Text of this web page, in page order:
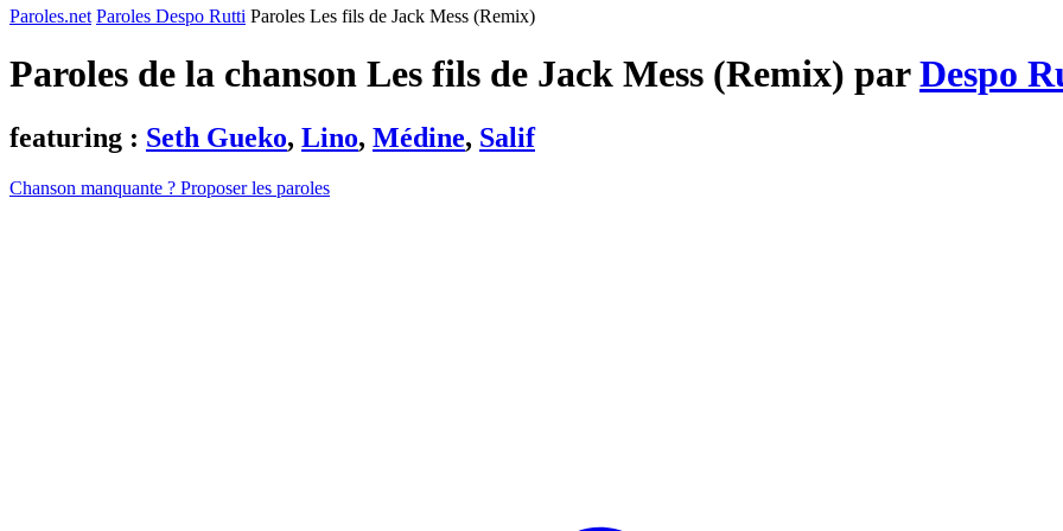
Paroles.net Paroles Despo Rutti Paroles Les fils de Jack Mess (Remix)
Paroles de la chanson Les fils de Jack Mess (Remix) parDespo
featuring : Seth Gueko, Lino, Médine, Salif
Chanson manquante ? Proposer les paroles